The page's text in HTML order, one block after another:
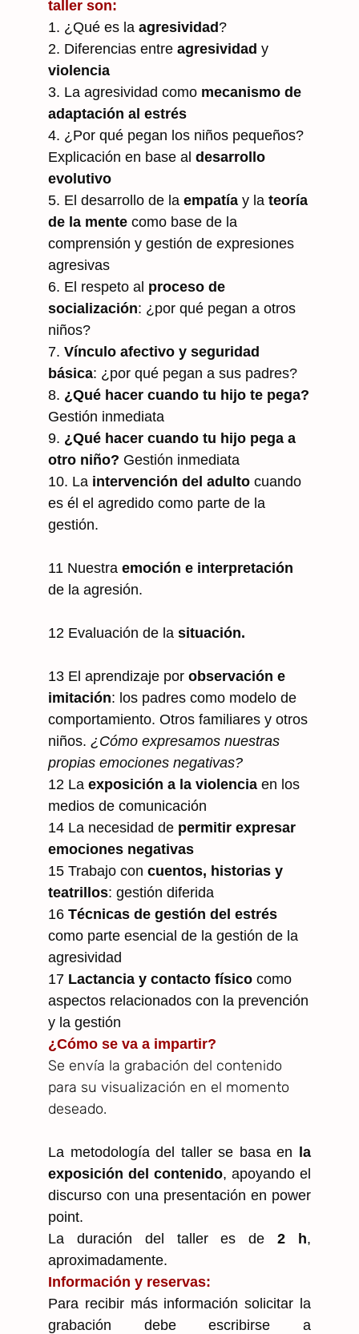
taller son:
1. ¿Qué es la agresividad?
2. Diferencias entre agresividad y
violencia
3. La agresividad como mecanismo de
adaptación al estrés
4. ¿Por qué pegan los niños pequeños?
Explicación en base al desarrollo
evolutivo
5. El desarrollo de la empatía y la teoría
de la mente como base de la
comprensión y gestión de expresiones
agresivas
6. El respeto al proceso de
socialización: ¿por qué pegan a otros
niños?
7. Vínculo afectivo y seguridad
básica: ¿por qué pegan a sus padres?
8. ¿Qué hacer cuando tu hijo te pega?
Gestión inmediata
9. ¿Qué hacer cuando tu hijo pega a
otro niño? Gestión inmediata
10. La intervención del adulto cuando
es él el agredido como parte de la
gestión.
11 Nuestra emoción e interpretación
de la agresión.
12 Evaluación de la situación.
13 El aprendizaje por observación e
imitación: los padres como modelo de
comportamiento. Otros familiares y otros
niños. ¿Cómo expresamos nuestras
propias emociones negativas?
12 La exposición a la violencia en los
medios de comunicación
14 La necesidad de permitir expresar
emociones negativas
15 Trabajo con cuentos, historias y
teatrillos: gestión diferida
16 Técnicas de gestión del estrés
como parte esencial de la gestión de la
agresividad
17 Lactancia y contacto físico como
aspectos relacionados con la prevención
y la gestión
¿Cómo se va a impartir?
Se envía la grabación del contenido
para su visualización en el momento
deseado.
La metodología del taller se basa en la
exposición del contenido, apoyando el
discurso con una presentación en power
point.
La duración del taller es de2 h,
aproximadamente.
Información y reservas:
Para recibir más información solicitar la
grabación debe escribirse a